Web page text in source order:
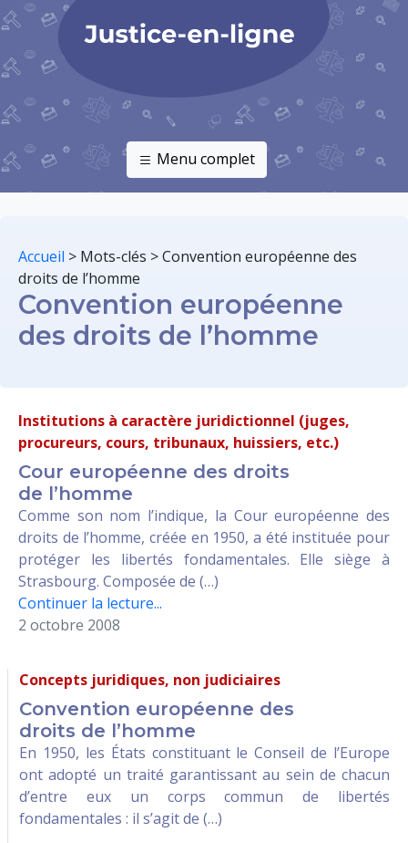
Menu complet
Accueil > Mots-clés >Convention européenne des
droits de l’homme
Convention européenne
des droits de l’homme
Institutions à caractère juridictionnel (juges,
procureurs, cours, tribunaux, huissiers, etc.)
Cour européenne des droits
de l’homme
Comme son nom l’indique, la Cour européenne des
droits de l’homme, créée en 1950, a été instituée pour
protéger les libertés fondamentales. Elle siège à
Strasbourg. Composée de (…)
Continuer la lecture...
2 octobre 2008
Concepts juridiques, non judiciaires
Convention européenne des
droits de l’homme
En 1950, les États constituant le Conseil de l’Europe
ont adopté un traité garantissant au sein de chacun
d’entre eux un corps commun de libertés
fondamentales : il s’agit de (…)